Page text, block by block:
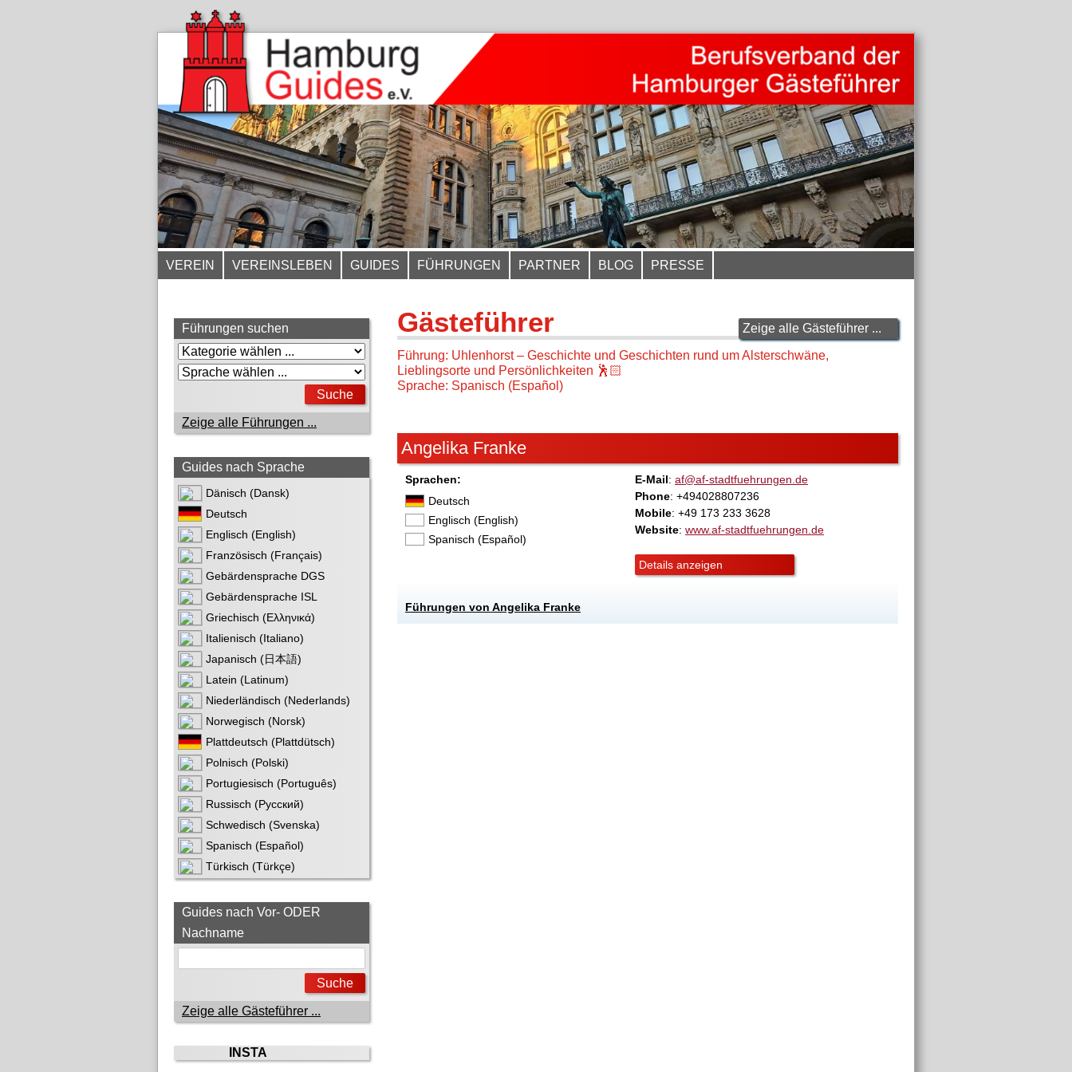
VEREIN VEREINSLEBEN GUIDES FÜHRUNGEN PARTNER BLOG PRESSE
Gästeführer
Führung: Uhlenhorst – Geschichte und Geschichten rund um Alsterschwäne,
Lieblingsorte und Persönlichkeiten 🕺🏻
Sprache: Spanisch (Español)
Zeige alle Gästeführer ...
Angelika Franke
Sprachen:
Deutsch
Englisch (English)
Spanisch (Español)
E-Mail: af@af-stadtfuehrungen.de
Phone: +494028807236
Mobile: +49 173 233 3628
Website: www.af-stadtfuehrungen.de
Details anzeigen
Führungen von Angelika Franke
Führungen suchen
Zeige alle Führungen ...
Guides nach Sprache
Dänisch (Dansk)
Deutsch
Englisch (English)
Französisch (Français)
Gebärdensprache DGS
Gebärdensprache ISL
Griechisch (Ελληνικά)
Italienisch (Italiano)
Japanisch (日本語)
Latein (Latinum)
Niederländisch (Nederlands)
Norwegisch (Norsk)
Plattdeutsch (Plattdütsch)
Polnisch (Polski)
Portugiesisch (Português)
Russisch (Русский)
Schwedisch (Svenska)
Spanisch (Español)
Türkisch (Türkçe)
Guides nach Vor- ODER
Nachname
Zeige alle Gästeführer ...
INSTA